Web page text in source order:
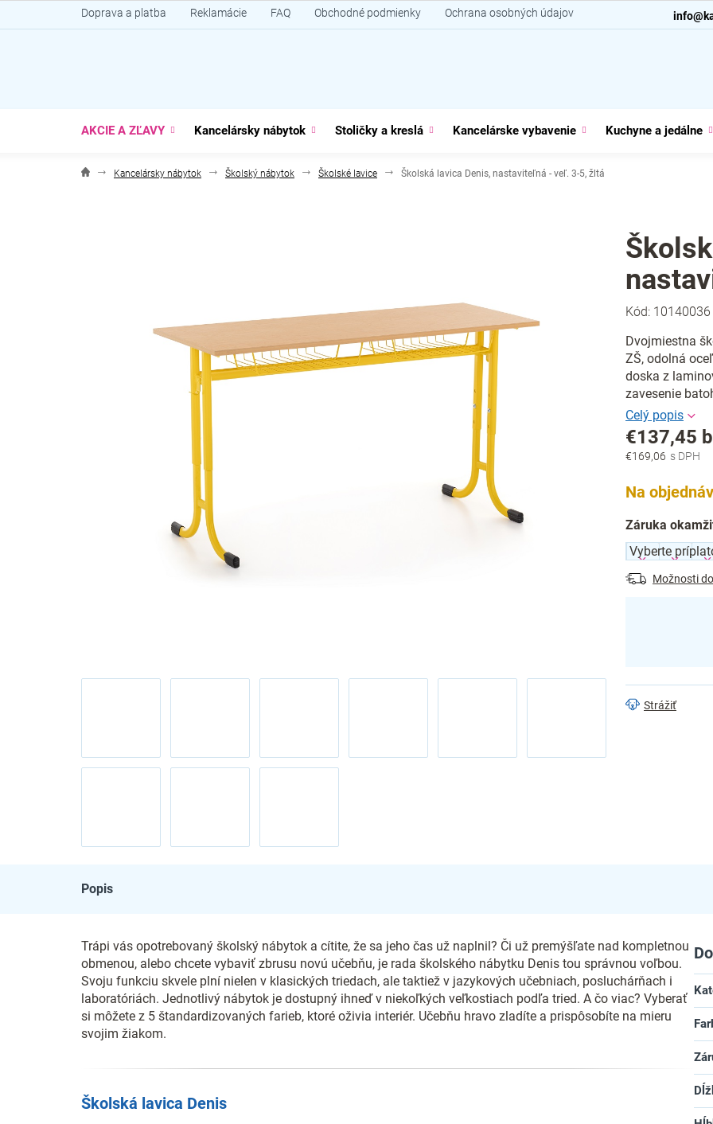
na
Doprava a platba Reklamácie FAQ Obchodné podmienky Ochrana osobných údajov
AKCIE A ZĽAVY Kancelársky nábytok Stoličky a kreslá Kancelárske vybavenie Kuchyne a jedálne
Kancelársky nábytok Školský nábytok Školské lavice Školská lavica Denis, nastaviteľná - veľ. 3-5, žltá
Kód: 10140036
Dvojmiestna
ZŠ, odolná
doska z
zavesenie
€169,06
€137,45
Jednotková
Na
Záruka
Možnosti
Strážiť
Popis
Trápi vás opotrebovaný školský nábytok a cítite, že sa jeho čas už naplnil? Či už premýšľate nad kompletnou
obmenou, alebo chcete vybaviť zbrusu novú učebňu, je rada školského nábytku Denis tou správnou voľbou.
Svoju funkciu skvele plní nielen v klasických triedach, ale taktiež v jazykových učebniach, posluchárňach i
laboratóriách. Jednotlivý nábytok je dostupný ihneď v niekoľkých veľkostiach podľa tried. A čo viac? Vyberať
si môžete z 5 štandardizovaných farieb, ktoré oživia interiér. Učebňu hravo zladíte a prispôsobíte na mieru
svojim žiakom.
Školská lavica Denis